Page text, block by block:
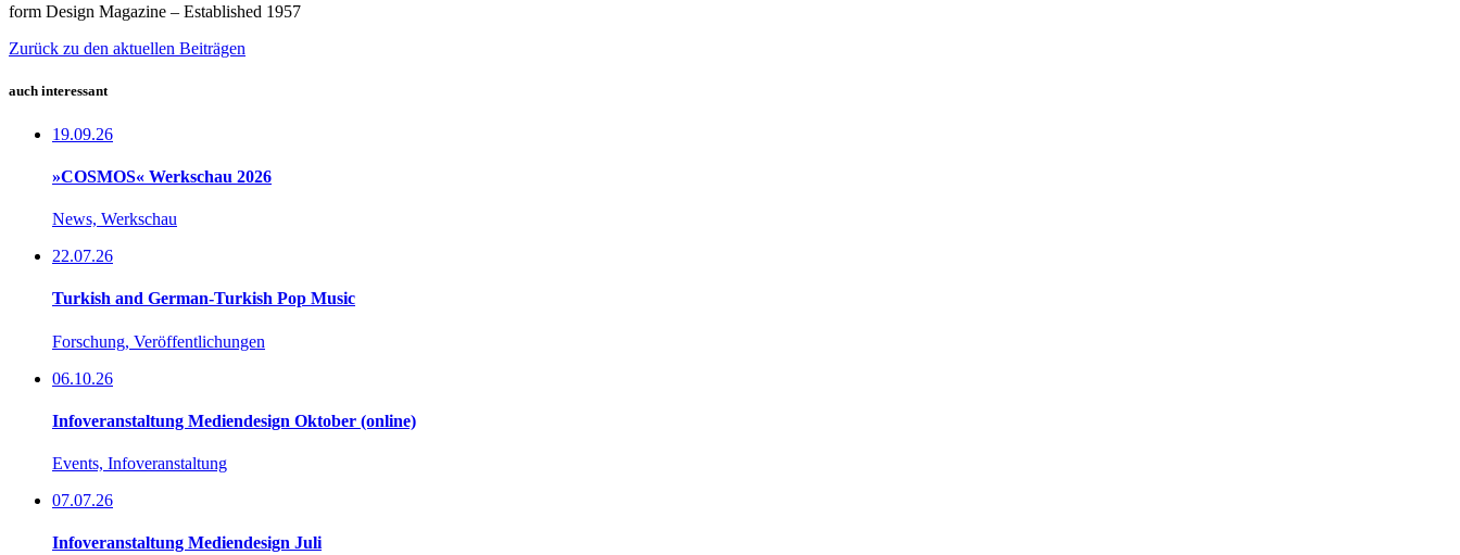
form Design Magazine – Established 1957
Zurück zu den aktuellen Beiträgen
auch interessant
19.09.26
»COSMOS« Werkschau 2026
News, Werkschau
22.07.26
Turkish and German-Turkish Pop Music
Forschung, Veröffentlichungen
06.10.26
Infoveranstaltung Mediendesign Oktober (online)
Events, Infoveranstaltung
07.07.26
Infoveranstaltung Mediendesign Juli